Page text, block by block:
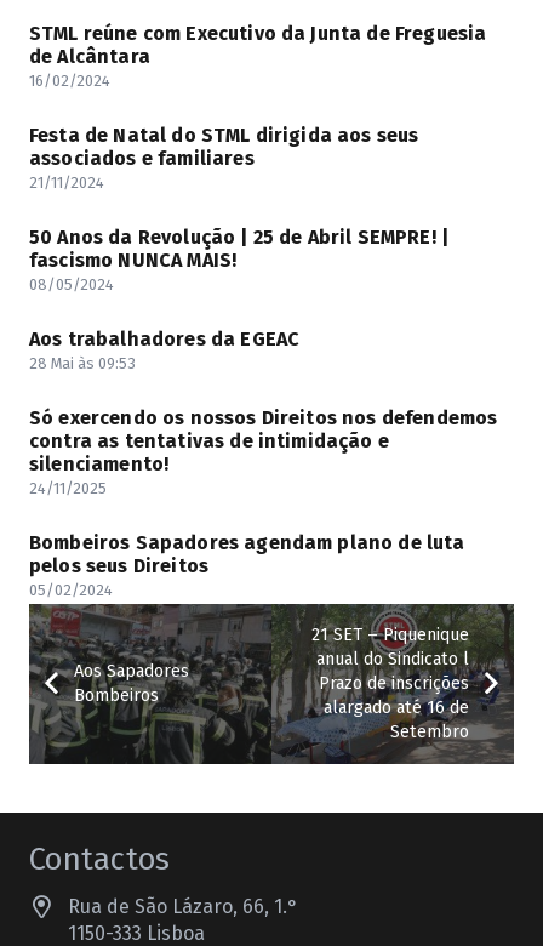
STML reúne com Executivo da Junta de Freguesia
de Alcântara
16/02/2024
Festa de Natal do STML dirigida aos seus
associados e familiares
21/11/2024
50 Anos da Revolução | 25 de Abril SEMPRE! |
fascismo NUNCA MAIS!
08/05/2024
Aos trabalhadores da EGEAC
28 Mai às 09:53
Só exercendo os nossos Direitos nos defendemos
contra as tentativas de intimidação e
silenciamento!
24/11/2025
Bombeiros Sapadores agendam plano de luta
pelos seus Direitos
05/02/2024
Aos Sapadores
Bombeiros
21 SET – Piquenique
anual do Sindicato l
Prazo de inscrições
alargado até 16 de
Setembro
Contactos
Rua de São Lázaro, 66, 1.°
1150-333 Lisboa